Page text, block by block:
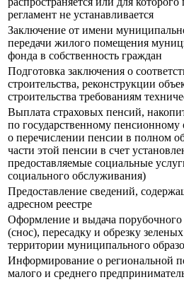
регламент не устанавливается
Заключение от имени
передачи жилого помещения
фонда в собственность граждан
Подготовка заключения о
строительства, реконструкции
строительства требованиям
Выплата страховых пенсий,
по государственному пенсионному
о перечислении пенсии в полном
части этой пенсии в счет
предоставляемые социальные
социального обслуживания)
Предоставление сведений,
адресном реестре
Оформление и выдача порубочного
(снос), пересадку и обрезку
территории муниципального
Информирование о региональной
малого и среднего